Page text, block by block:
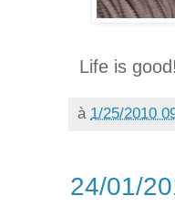
Life is good!
à 1/25/2010
24/01/